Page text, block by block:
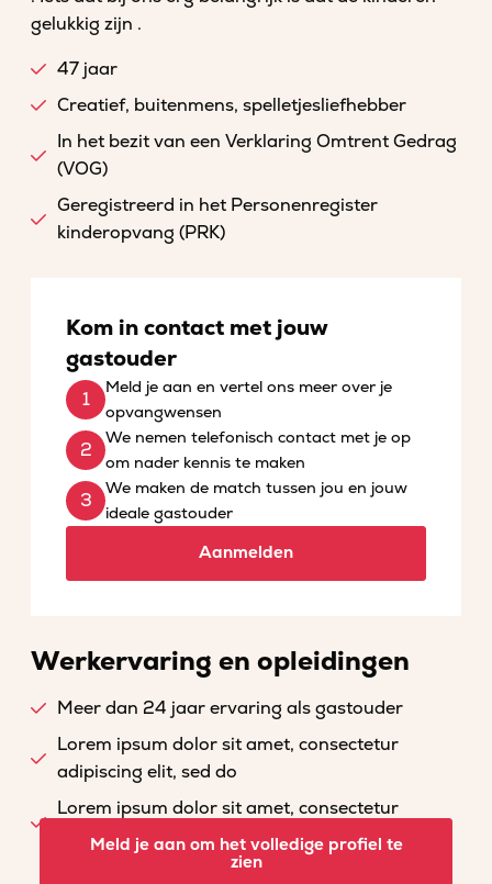
gelukkig zijn .
47 jaar
Creatief, buitenmens, spelletjesliefhebber
In het bezit van een Verklaring Omtrent Gedrag
(VOG)
Geregistreerd in het Personenregister
kinderopvang (PRK)
Kom in contact met jouw
gastouder
Meld je aan en vertel ons meer over je
opvangwensen
We nemen telefonisch contact met je op
om nader kennis te maken
We maken de match tussen jou en jouw
ideale gastouder
Aanmelden
Werkervaring en opleidingen
Meer dan 24 jaar ervaring als gastouder
Lorem ipsum dolor sit amet, consectetur
adipiscing elit, sed do
Lorem ipsum dolor sit amet, consectetur
adipiscing elit, sed do
Lorem ipsum dolor sit amet, consectetur
Meld je aan om het volledige profiel te
zien